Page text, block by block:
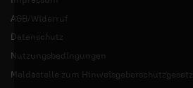
AGB/Widerruf
Datenschutz
Nutzungsbedingungen
Meldestelle zum Hinweisgeberschutzgesetz